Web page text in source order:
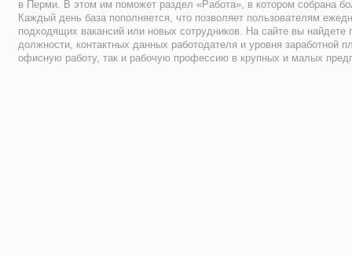
в Перми. В этом им поможет раздел «Работа», в котором собрана
Каждый день база пополняется, что позволяет пользователям
подходящих вакансий или новых сотрудников. На сайте вы найдете
должности, контактных данных работодателя и уровня заработной
офисную работу, так и рабочую профессию в крупных и малых